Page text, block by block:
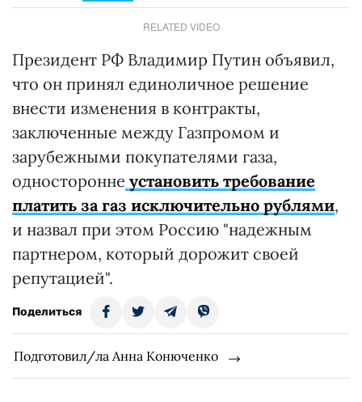
RELATED VIDEO
Президент РФ Владимир Путин объявил,
что он принял единоличное решение
внести изменения в контракты,
заключенные между Газпромом и
зарубежными покупателями газа,
односторонне установить требование
платить за газ исключительно рублями,
и назвал при этом Россию "надежным
партнером, который дорожит своей
репутацией".
Поделиться
Подготовил/ла Анна Конюченко